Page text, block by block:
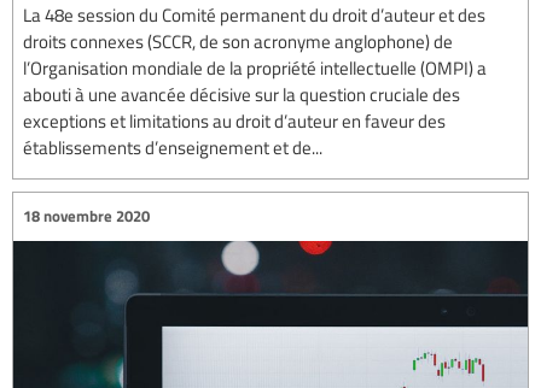
La 48e session du Comité permanent du droit d’auteur et des
droits connexes (SCCR, de son acronyme anglophone) de
l’Organisation mondiale de la propriété intellectuelle (OMPI) a
abouti à une avancée décisive sur la question cruciale des
exceptions et limitations au droit d’auteur en faveur des
établissements d’enseignement et de...
18 novembre 2020